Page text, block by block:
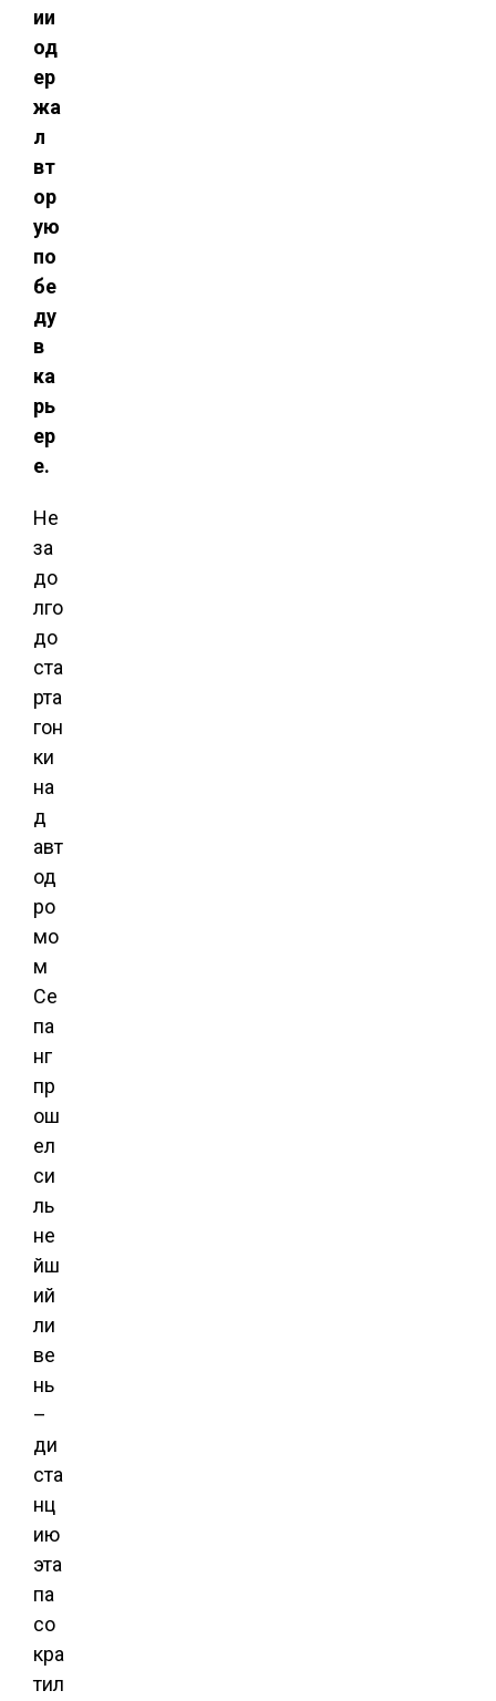
ии
од
ер
жа
л
вт
ор
ую
по
бе
ду
в
ка
рь
ер
е.
Не
за
до
лго
до
ста
рта
гон
ки
на
д
авт
од
ро
мо
м
Се
па
нг
пр
ош
ел
си
ль
не
йш
ий
ли
ве
нь
–
ди
ста
нц
ию
эта
па
со
кра
тил